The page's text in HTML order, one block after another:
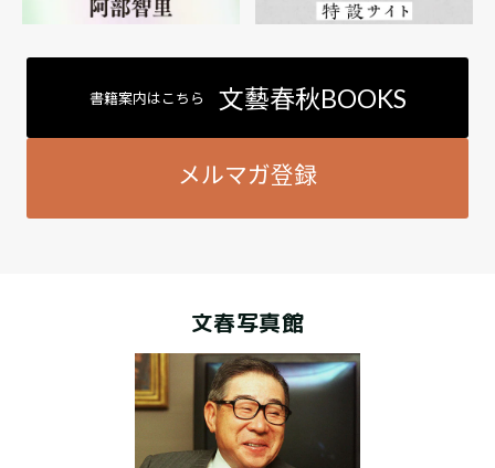
書籍案内はこちら 文藝春秋BOOKS
メルマガ登録
文春写真館